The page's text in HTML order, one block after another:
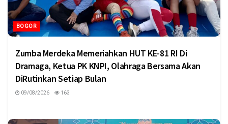
BOGOR
Zumba Merdeka Memeriahkan HUT KE-81 RI Di
Dramaga, Ketua PK KNPI, Olahraga Bersama Akan
DiRutinkan Setiap Bulan
09/08/2026 163